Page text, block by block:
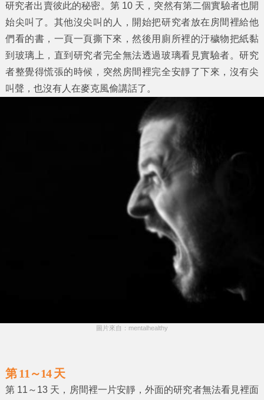
研究者出賣彼此的秘密。第 10 天，突然有第二個實驗者也開
始尖叫了。其他沒尖叫的人，開始把研究者放在房間裡給他
們看的書，一頁一頁撕下來，然後用廁所裡的汙穢物把紙黏
到玻璃上，直到研究者完全無法透過玻璃看見實驗者。研究
者整覺得慌張的時候，突然房間裡完全安靜了下來，沒有尖
叫聲，也沒有人在麥克風偷講話了。
圖片來自：mentalhealthy
第 11～14 天
第 11～13 天，房間裡一片安靜，外面的研究者無法看見裡面